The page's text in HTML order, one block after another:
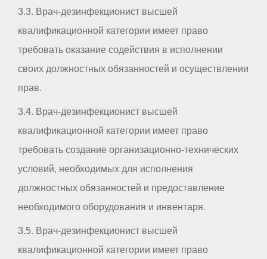
3.3. Врач-дезинфекционист высшей
квалификационной категории имеет право
требовать оказание содействия в исполнении
своих должностных обязанностей и осуществлении
прав.
3.4. Врач-дезинфекционист высшей
квалификационной категории имеет право
требовать создание организационно-технических
условий, необходимых для исполнения
должностных обязанностей и предоставление
необходимого оборудования и инвентаря.
3.5. Врач-дезинфекционист высшей
квалификационной категории имеет право